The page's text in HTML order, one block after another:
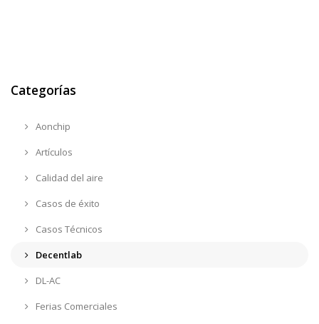
Categorías
Aonchip
Artículos
Calidad del aire
Casos de éxito
Casos Técnicos
Decentlab
DL-AC
Ferias Comerciales